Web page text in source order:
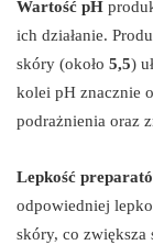
Wartość pH
ich działanie.
skóry (około 5,5)
kolei pH znacznie
podrażnienia oraz
Lepkość
odpowiedniej
skóry, co zwiększa